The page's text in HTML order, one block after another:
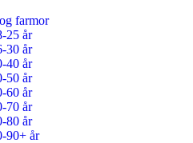
farmor
25 år
30 år
40 år
50 år
60 år
70 år
80 år
90+ år